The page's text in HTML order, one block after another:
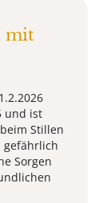
mit
und ist
Stillen
gefährlich
Sorgen